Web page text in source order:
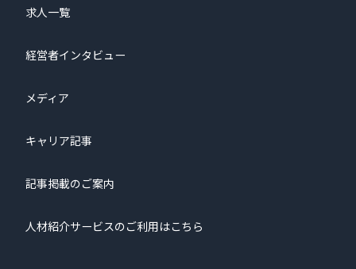
求人一覧
経営者インタビュー
メディア
キャリア記事
記事掲載のご案内
人材紹介サービスのご利用はこちら